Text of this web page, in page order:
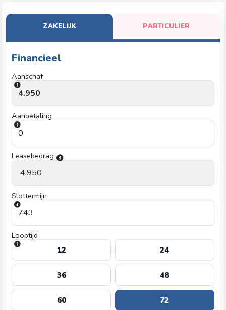
ZAKELIJK PARTICULIER
Financieel
Aanschaf
Aanbetaling
Leasebedrag
Slottermijn
Looptijd
12
24
36 48
60 72